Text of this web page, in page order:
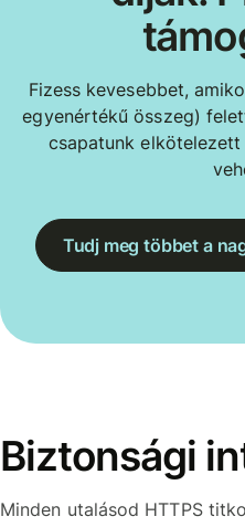
Fizess kevesebbet,
egyenértékű összeg)
csapatunk
Tudj meg többet a
Biztonsági
Minden utalásod HTTPS